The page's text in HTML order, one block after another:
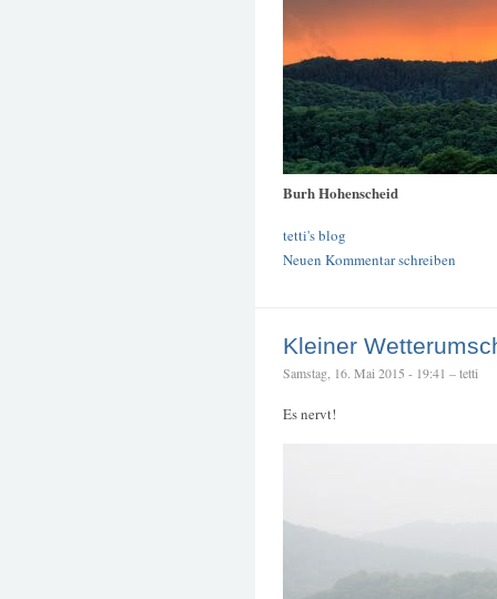
Burh Hohenscheid
tetti's blog
Neuen Kommentar schreiben
Kleiner
Samstag, 16. Mai 2015 - 19:41 – tetti
Es nervt!